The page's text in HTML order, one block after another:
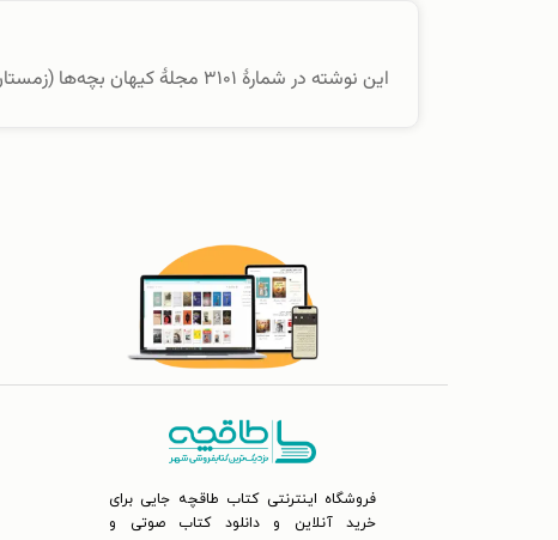
این نوشته در شمارهٔ ۳۱۰۱ مجلهٔ کیهان بچه‌ها (زمستان ۱۴۰۱) منتشر شده است.
فروشگاه اینترنتی کتاب طاقچه جایی برای
خرید آنلاین و دانلود کتاب صوتی و